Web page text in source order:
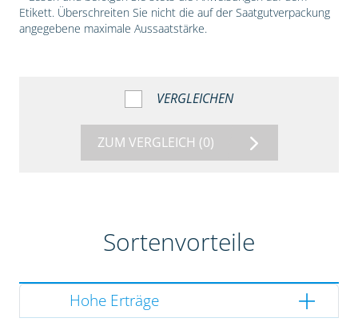
Etikett. Überschreiten Sie nicht die auf der Saatgutverpackung
angegebene maximale Aussaatstärke.
VERGLEICHEN
ZUM VERGLEICH (0)
Sortenvorteile
Hohe Erträge